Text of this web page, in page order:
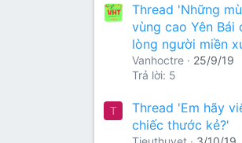
Thread 'Những
vùng cao Yên Bái
lòng người miền
Vanhoctre
25/9/19
Trả lời: 5
T
Thread 'Em hãy
chiếc thước kẻ?'